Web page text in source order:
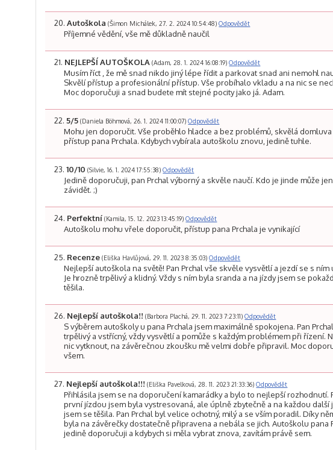
Autoškola(Šimon Michálek, 27. 2. 2024 10:54:48) Odpovědět
Příjemné vědění, vše mě důkladně naučil
NEJLEPŠÍ AUTOŠKOLA(Adam, 28. 1. 2024 16:08:19) Odpovědět
Musím říct , že mě snad nikdo jiný lépe řídit a parkovat snad ani nemohl
Skvělí přístup a profesionální přístup. Vše probíhalo vkladu a na nic se
Moc doporučuji a snad budete mít stejné pocity jako já. Adam.
5/5(Daniela Böhmová, 26. 1. 2024 11:00:07) Odpovědět
Mohu jen doporučit. Vše proběhlo hladce a bez problémů, skvělá domluva
přístup pana Prchala. Kdybych vybírala autoškolu znovu, jedině tuhle.
10/10(Silvie, 16. 1. 2024 17:55:38) Odpovědět
Jedině doporučuji, pan Prchal výborný a skvěle naučí. Kdo je jinde může
závidět. ;)
Perfektní(Kamila, 15. 12. 2023 13:45:19) Odpovědět
Autoškolu mohu vřele doporučit, přístup pana Prchala je vynikající
Recenze(Eliška Havlůjová, 29. 11. 2023 8:35:03) Odpovědět
Nejlepší autoškola na světě! Pan Prchal vše skvěle vysvětlí a jezdí se s ním
Je hrozně trpělivý a klidný. Vždy s ním byla sranda a na jízdy jsem se
těšila.
Nejlepší autoškola!!(Barbora Plachá, 29. 11. 2023 7:23:11) Odpovědět
S výběrem autoškoly u pana Prchala jsem maximálně spokojena. Pan
trpělivý a vstřícný, vždy vysvětlí a pomůže s každým problémem při řízení.
nic vytknout, na závěrečnou zkoušku mě velmi dobře připravil. Moc
všem.
Nejlepší autoškola!!!(Eliška Pavelková, 28. 11. 2023 21:33:36) Odpovědět
Přihlásila jsem se na doporučení kamarádky a bylo to nejlepší rozhodnutí.
první jízdou jsem byla vystresovaná, ale úplně zbytečně a na každou další
jsem se těšila. Pan Prchal byl velice ochotný, milý a se vším poradil. Díky
byla na závěrečky dostatečně připravena a nebála se jich. Autoškolu pana
jedině doporučuji a kdybych si měla vybrat znova, zavítám právě sem.